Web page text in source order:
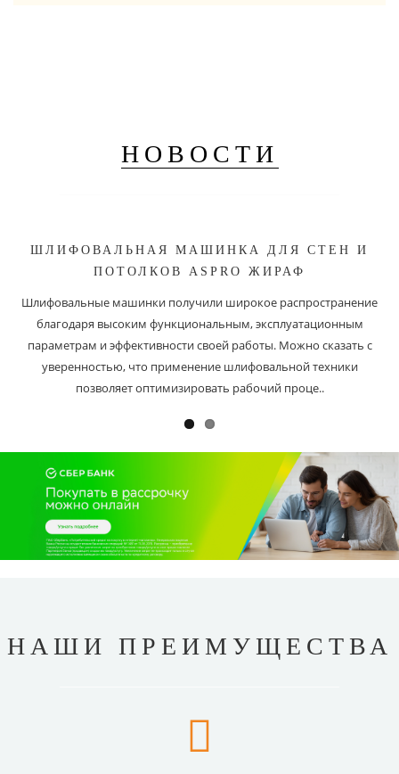
НОВОСТИ
ШЛИФОВАЛЬНАЯ МАШИНКА ДЛЯ СТЕН И
ПОТОЛКОВ ASPRO ЖИРАФ
Шлифовальные машинки получили широкое распространение
благодаря высоким функциональным, эксплуатационным
параметрам и эффективности своей работы. Можно сказать с
уверенностью, что применение шлифовальной техники
позволяет оптимизировать рабочий проце..
НАШИ ПРЕИМУЩЕСТВА